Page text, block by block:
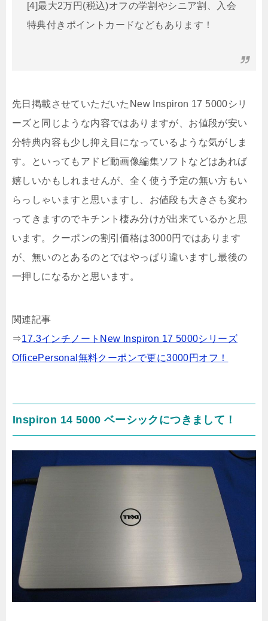
[4]最大2万円(税込)オフの学割やシニア割、入会
特典付きポイントカードなどもあります！
先日掲載させていただいたNew Inspiron 17 5000シリ
ーズと同じような内容ではありますが、お値段が安い
分特典内容も少し抑え目になっているような気がしま
す。といってもアドビ動画像編集ソフトなどはあれば
嬉しいかもしれませんが、全く使う予定の無い方もい
らっしゃいますと思いますし、お値段も大きさも変わ
ってきますのでキチント棲み分けが出来ているかと思
います。クーポンの割引価格は3000円ではあります
が、無いのとあるのとではやっぱり違いますし最後の
一押しになるかと思います。
関連記事
⇒17.3インチノートNew Inspiron 17 5000シリーズ
OfficePersonal無料クーポンで更に3000円オフ！
Inspiron 14 5000 ベーシックにつきまして！